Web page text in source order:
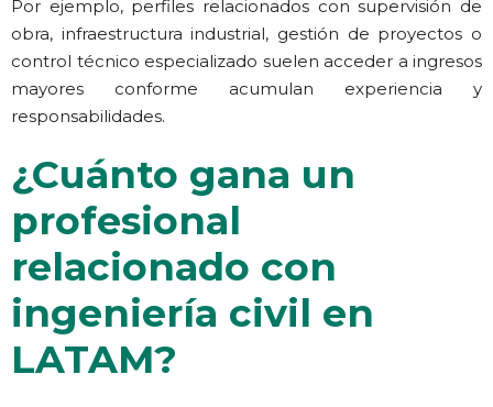
Por ejemplo, perfiles relacionados con supervisión de
obra, infraestructura industrial, gestión de proyectos o
control técnico especializado suelen acceder a ingresos
mayores conforme acumulan experiencia y
responsabilidades.
¿Cuánto gana un
profesional
relacionado con
ingeniería civil en
LATAM?